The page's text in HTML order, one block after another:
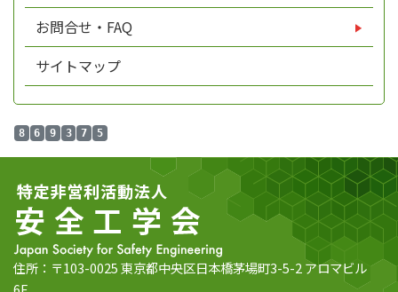
お問合せ・FAQ
サイトマップ
8 6 9 3 7 5
住所：〒103-0025 東京都中央区日本橋茅場町3-5-2 アロマビル